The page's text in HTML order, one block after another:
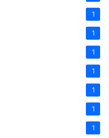
1
1
1
1
1
1
1